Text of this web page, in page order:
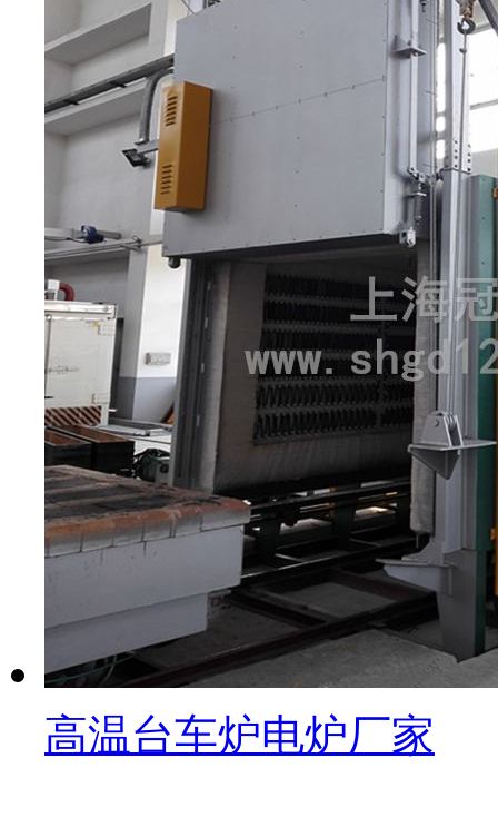
高温台车炉电炉厂家